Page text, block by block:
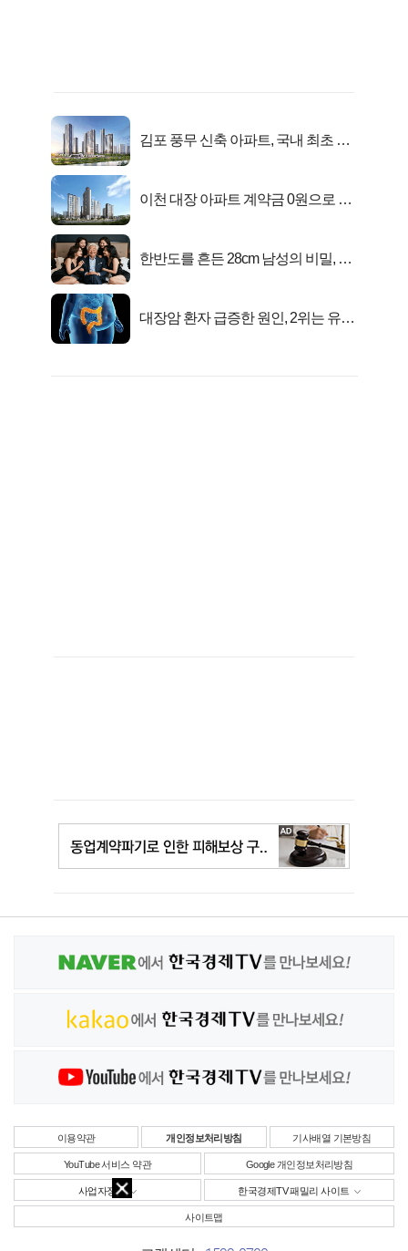
김포 풍무 신축 아파트, 국내 최초 반
이천 대장 아파트 계약금 0원으로 내
한반도를 흔든 28cm 남성의 비밀, 매
대장암 환자 급증한 원인, 2위는 유산
이용약관 개인정보처리방침 기사배열 기본방침
YouTube 서비스 약관 Google 개인정보처리방침
사업자정보 한국경제TV 패밀리 사이트
사이트맵